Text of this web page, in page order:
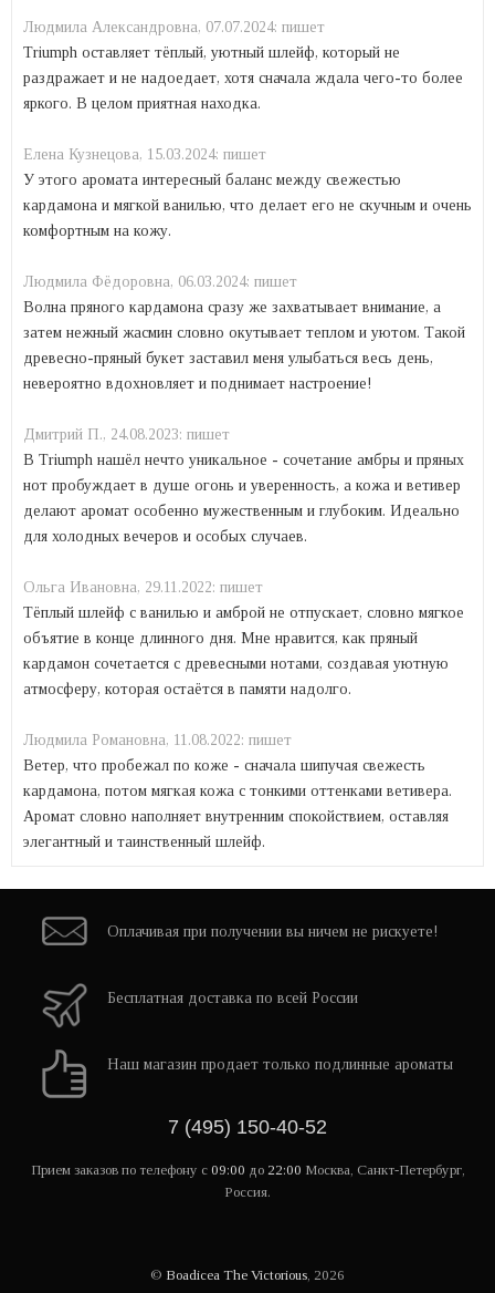
Людмила Александровна, 07.07.2024: пишет
Triumph оставляет тёплый, уютный шлейф, который не
раздражает и не надоедает, хотя сначала ждала чего-то более
яркого. В целом приятная находка.
Елена Кузнецова, 15.03.2024: пишет
У этого аромата интересный баланс между свежестью
кардамона и мягкой ванилью, что делает его не скучным и очень
комфортным на кожу.
Людмила Фёдоровна, 06.03.2024: пишет
Волна пряного кардамона сразу же захватывает внимание, а
затем нежный жасмин словно окутывает теплом и уютом. Такой
древесно-пряный букет заставил меня улыбаться весь день,
невероятно вдохновляет и поднимает настроение!
Дмитрий П., 24.08.2023: пишет
В Triumph нашёл нечто уникальное - сочетание амбры и пряных
нот пробуждает в душе огонь и уверенность, а кожа и ветивер
делают аромат особенно мужественным и глубоким. Идеально
для холодных вечеров и особых случаев.
Ольга Ивановна, 29.11.2022: пишет
Тёплый шлейф с ванилью и амброй не отпускает, словно мягкое
объятие в конце длинного дня. Мне нравится, как пряный
кардамон сочетается с древесными нотами, создавая уютную
атмосферу, которая остаётся в памяти надолго.
Людмила Романовна, 11.08.2022: пишет
Ветер, что пробежал по коже - сначала шипучая свежесть
кардамона, потом мягкая кожа с тонкими оттенками ветивера.
Аромат словно наполняет внутренним спокойствием, оставляя
элегантный и таинственный шлейф.
Оплачивая при получении вы ничем не рискуете!
Бесплатная доставка по всей России
Наш магазин продает только подлинные ароматы
7 (495) 150-40-52
Прием заказов по телефону с 09:00 до 22:00 Москва, Санкт-Петербург,
Россия.
© Boadicea The Victorious , 2026